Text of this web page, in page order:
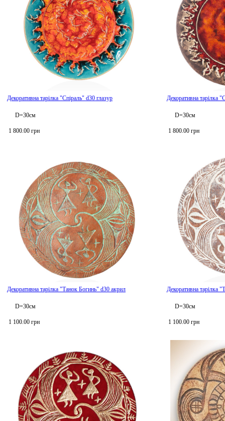
Декоративна тарілка "Спіраль" d30 глазур
D=30см
1 800.00 грн
Декоративна тарілка
D=30см
1 800.00 грн
Декоративна тарілка "Танок Богинь" d30 акрил
D=30см
1 100.00 грн
Декоративна тарілка
D=30см
1 100.00 грн